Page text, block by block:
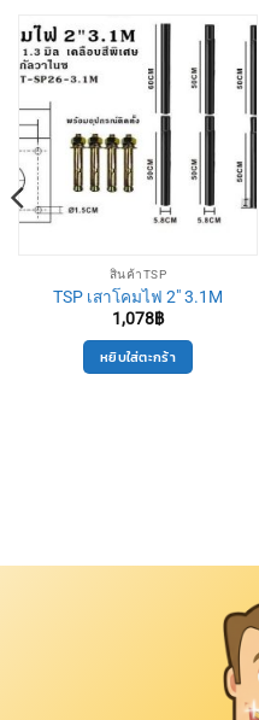
สินค้าTSP
TSP เสาโคมไฟ 2″ 3.1M
1,078฿
หยิบใส่ตะกร้า